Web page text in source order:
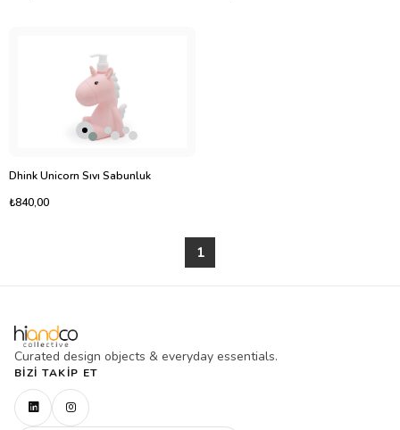
Dhink Unicorn Sıvı Sabunluk
₺840,00
1
Curated design objects & everyday essentials.
BIZI TAKIP ET